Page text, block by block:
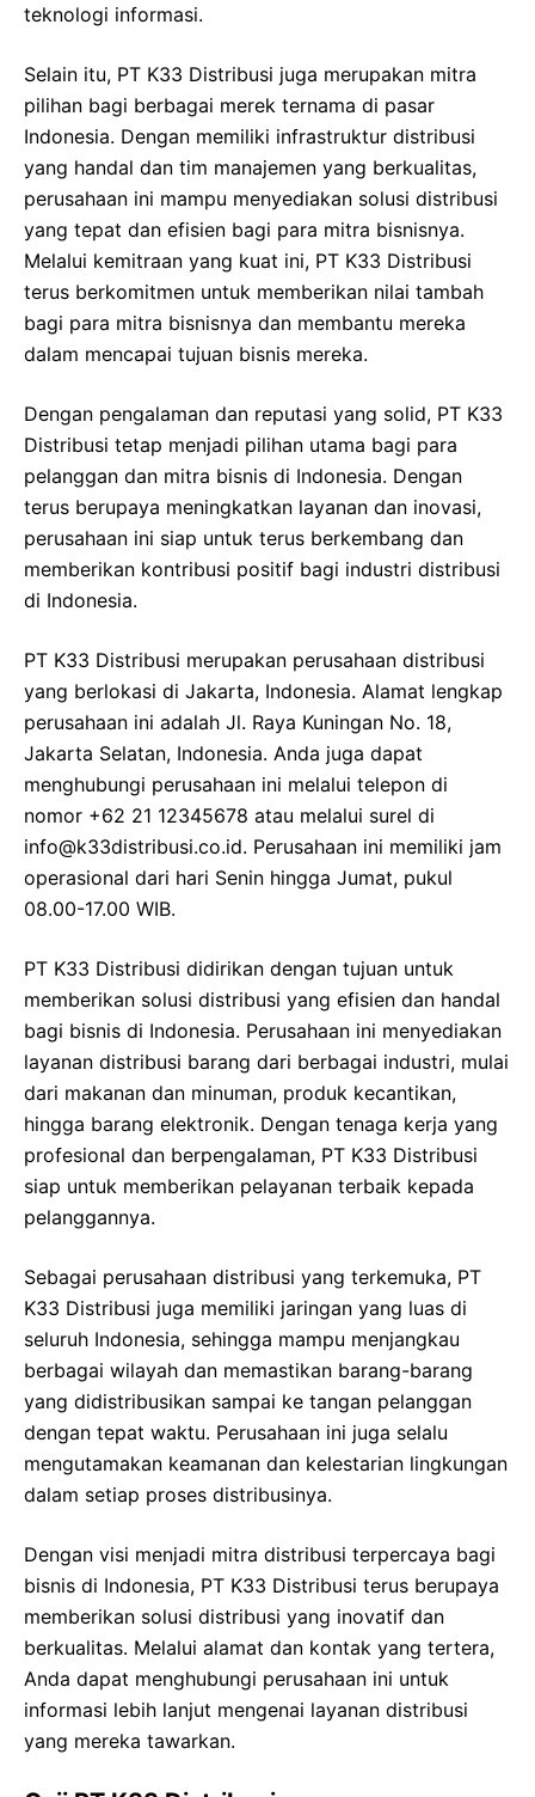
teknologi informasi.
Selain itu, PT K33 Distribusi juga merupakan mitra
pilihan bagi berbagai merek ternama di pasar
Indonesia. Dengan memiliki infrastruktur distribusi
yang handal dan tim manajemen yang berkualitas,
perusahaan ini mampu menyediakan solusi distribusi
yang tepat dan efisien bagi para mitra bisnisnya.
Melalui kemitraan yang kuat ini, PT K33 Distribusi
terus berkomitmen untuk memberikan nilai tambah
bagi para mitra bisnisnya dan membantu mereka
dalam mencapai tujuan bisnis mereka.
Dengan pengalaman dan reputasi yang solid, PT K33
Distribusi tetap menjadi pilihan utama bagi para
pelanggan dan mitra bisnis di Indonesia. Dengan
terus berupaya meningkatkan layanan dan inovasi,
perusahaan ini siap untuk terus berkembang dan
memberikan kontribusi positif bagi industri distribusi
di Indonesia.
PT K33 Distribusi merupakan perusahaan distribusi
yang berlokasi di Jakarta, Indonesia. Alamat lengkap
perusahaan ini adalah Jl. Raya Kuningan No. 18,
Jakarta Selatan, Indonesia. Anda juga dapat
menghubungi perusahaan ini melalui telepon di
nomor +62 21 12345678 atau melalui surel di
info@k33distribusi.co.id. Perusahaan ini memiliki jam
operasional dari hari Senin hingga Jumat, pukul
08.00-17.00 WIB.
PT K33 Distribusi didirikan dengan tujuan untuk
memberikan solusi distribusi yang efisien dan handal
bagi bisnis di Indonesia. Perusahaan ini menyediakan
layanan distribusi barang dari berbagai industri, mulai
dari makanan dan minuman, produk kecantikan,
hingga barang elektronik. Dengan tenaga kerja yang
profesional dan berpengalaman, PT K33 Distribusi
siap untuk memberikan pelayanan terbaik kepada
pelanggannya.
Sebagai perusahaan distribusi yang terkemuka, PT
K33 Distribusi juga memiliki jaringan yang luas di
seluruh Indonesia, sehingga mampu menjangkau
berbagai wilayah dan memastikan barang-barang
yang didistribusikan sampai ke tangan pelanggan
dengan tepat waktu. Perusahaan ini juga selalu
mengutamakan keamanan dan kelestarian lingkungan
dalam setiap proses distribusinya.
Dengan visi menjadi mitra distribusi terpercaya bagi
bisnis di Indonesia, PT K33 Distribusi terus berupaya
memberikan solusi distribusi yang inovatif dan
berkualitas. Melalui alamat dan kontak yang tertera,
Anda dapat menghubungi perusahaan ini untuk
informasi lebih lanjut mengenai layanan distribusi
yang mereka tawarkan.